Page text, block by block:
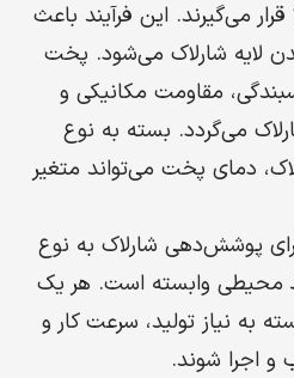
می‌گیرند. این فرآیند باعث
لایه شارلاک می‌شود. پخت
مقاومت مکانیکی و
می‌گردد. بسته به نوع
دمای پخت می‌تواند متغیر
پوشش‌دهی شارلاک به نوع
محیطی وابسته است. هر یک
به نیاز تولید، سرعت کار و
و اجرا شوند.